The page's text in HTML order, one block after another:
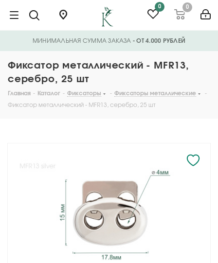
0 0
МИНИМАЛЬНАЯ СУММА ЗАКАЗА - ОТ 4.000 РУБЛЕЙ
Фиксатор металлический - MFR13,
серебро, 25 шт
Главная - Каталог - Фиксаторы - Фиксаторы металлические
-
Фиксатор металлический - MFR13, серебро, 25 шт